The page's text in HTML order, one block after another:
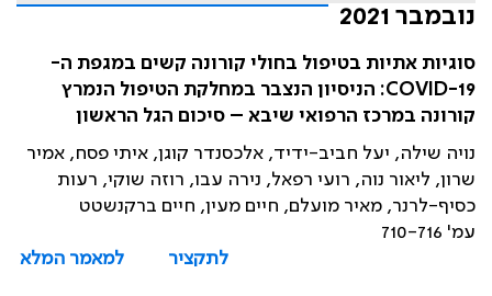
נובמבר 2021
סוגיות אתיות בטיפול בחולי קורונה קשים במגפת ה-
COVID-19: הניסיון הנצבר במחלקת הטיפול הנמרץ
קורונה במרכז הרפואי שיבא – סיכום הגל הראשון
נויה שילה, יעל חביב-ידיד, אלכסנדר קוגן, איתי פסח, אמיר
שרון, ליאור נוה, רועי רפאל, נירה עבו, רוזה שוקי, רעות
כסיף-לרנר, מאיר מועלם, חיים מעין, חיים ברקנשטט
עמ' 710-716
לתקציר
למאמר המלא